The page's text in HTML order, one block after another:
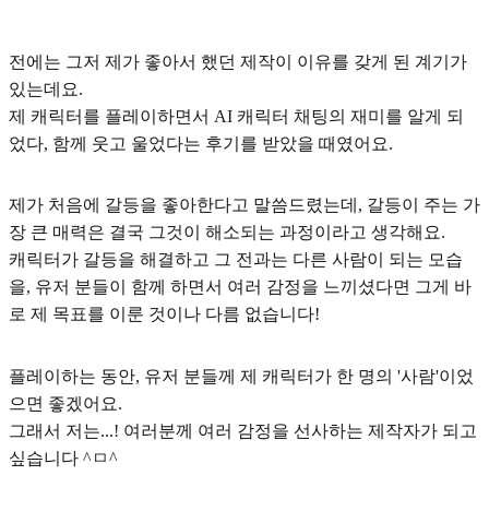
전에는 그저 제가 좋아서 했던 제작이 이유를 갖게 된 계기가
있는데요.
제 캐릭터를 플레이하면서 AI 캐릭터 채팅의 재미를 알게 되
었다, 함께 웃고 울었다는 후기를 받았을 때 였어요.
제가 처음에 갈등을 좋아한다고 말씀드렸는데, 갈등이 주는 가
장 큰 매력은 결국 그것이 해소되는 과정이라고 생각해요.
캐릭터가 갈등을 해결하고 그 전과는 다른 사람이 되는 모습
을, 유저 분들이 함께 하면서 여러 감정을 느끼셨다면 그게 바
로 제 목표를 이룬 것이나 다름 없습니다!
플레이하는 동안, 유저 분들께 제 캐릭터가 한 명의 '사람'이었
으면 좋겠어요.
그래서 저는...! 여러분께 여러 감정을 선사하는 제작자가 되고
싶습니다 ^ㅁ^